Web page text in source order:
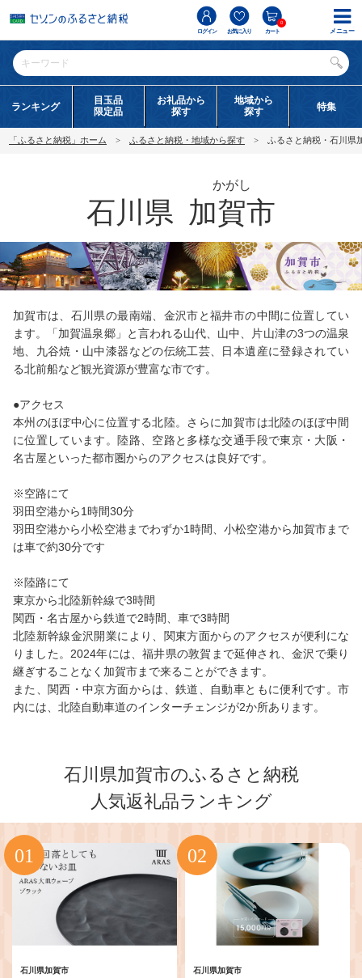
ログイン お気に入り カート
0
ランキング
目玉品
限定品
お礼品から
探す
地域から
探す
特集
「ふるさと納税」ホーム ふるさと納税・地域から探す ふるさと納税・石川県
石川県 加賀市
かがし
加賀市は、石川県の最南端、金沢市と福井市の中間に位置してい
ます。「加賀温泉郷」と言われる山代、山中、片山津の3つの温泉
地、九谷焼・山中漆器などの伝統工芸、日本遺産に登録されてい
る北前船など観光資源が豊富な市です。
●アクセス
本州のほぼ中心に位置する北陸。さらに加賀市は北陸のほぼ中間
に位置しています。陸路、空路と多様な交通手段で東京・大阪・
名古屋といった都市圏からのアクセスは良好です。
※空路にて
羽田空港から1時間30分
羽田空港から小松空港までわずか1時間、小松空港から加賀市まで
は車で約30分です
※陸路にて
東京から北陸新幹線で3時間
関西・名古屋から鉄道で2時間、車で3時間
北陸新幹線金沢開業により、関東方面からのアクセスが便利にな
りました。2024年には、福井県の敦賀まで延伸され、金沢で乗り
継ぎすることなく加賀市まで来ることができます。
また、関西・中京方面からは、鉄道、自動車ともに便利です。市
内には、北陸自動車道のインターチェンジが2か所あります。
石川県加賀市のふるさと納税
人気返礼品ランキング
石川県加賀市 石川県加賀市
メニュー